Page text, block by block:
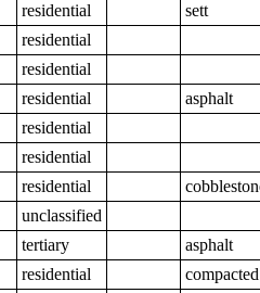
residential
sett
residential
residential
residential
asphalt
residential
residential
residential
unclassified
tertiary
asphalt
residential
compacted